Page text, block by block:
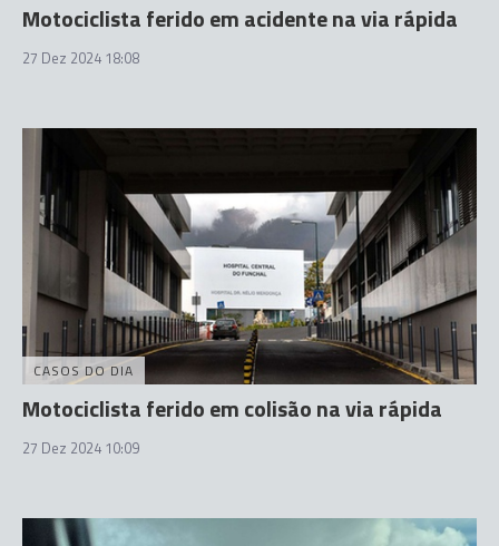
Motociclista ferido em acidente na via rápida
27 Dez 2024 18:08
CASOS DO DIA
Motociclista ferido em colisão na via rápida
27 Dez 2024 10:09